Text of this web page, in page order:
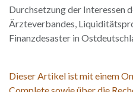
Durchsetzung der Interessen
Ärzteverbandes,
Finanzdesaster in
Dieser Artikel ist mit einem